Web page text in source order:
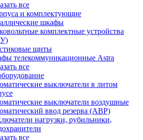
все
и комплектующие
шкафы
комплектные устройства
щиты
телекоммуникационные Astra
все
выключатели в литом
выключатели воздушные
ввод резерва (АВР)
нагрузки, рубильники,
все